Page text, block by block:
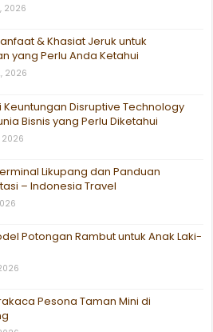
2026
& Khasiat Jeruk untuk
yang Perlu Anda Ketahui
2026
Disruptive Technology
Bisnis yang Perlu Diketahui
2026
Likupang dan Panduan
– Indonesia Travel
Potongan Rambut untuk Anak Laki-
Pesona Taman Mini di